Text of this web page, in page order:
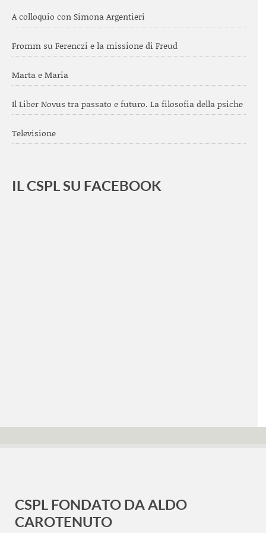
A colloquio con Simona Argentieri
Fromm su Ferenczi e la missione di Freud
Marta e Maria
Il Liber Novus tra passato e futuro. La filosofia della psiche
Televisione
IL CSPL SU FACEBOOK
CSPL FONDATO DA ALDO
CAROTENUTO